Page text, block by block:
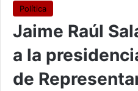
Política
Jaime Raúl
a la
de